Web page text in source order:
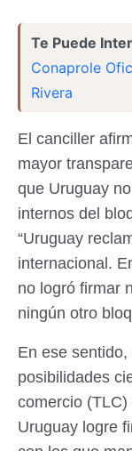
Te Puede
Conaprole
Rivera
El canciller
mayor
que Uruguay
internos del
“Uruguay
internacional.
no logró firmar
ningún otro
En ese
posibilidades
comercio
Uruguay logre